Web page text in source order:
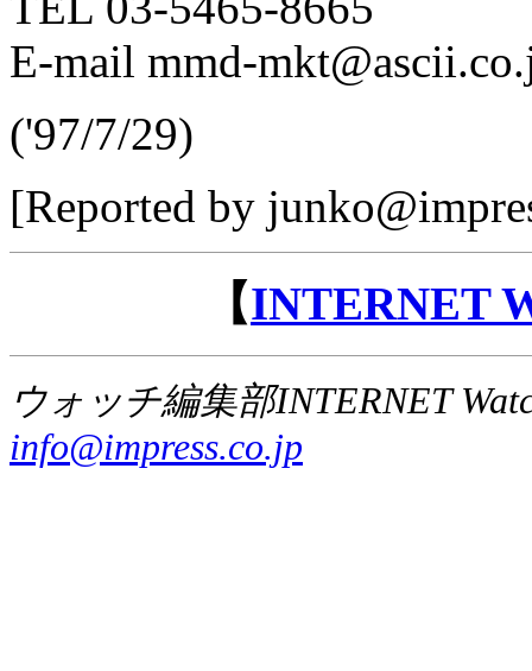
E-mail mmd-
('97/7/29)
[Reported by
【INTERNET
ウォッチ編集部INTERNET
info@impress.co.jp